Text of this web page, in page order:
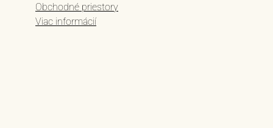
Obchodné priestory
Viac informácií